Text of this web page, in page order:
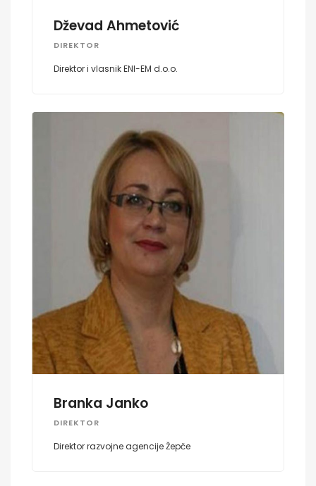
Dževad Ahmetović
DIREKTOR
Direktor i vlasnik ENI-EM d.o.o.
Branka Janko
DIREKTOR
Direktor razvojne agencije Žepče